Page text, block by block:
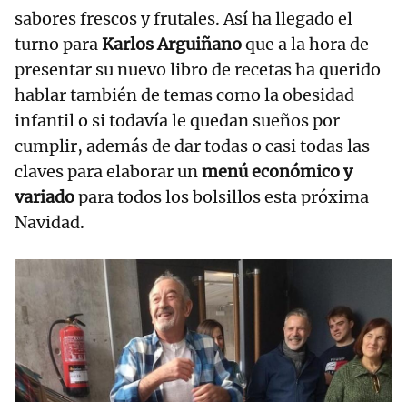
sabores frescos y frutales. Así ha llegado el
turno paraKarlos Arguiñanoque a la hora de
presentar su nuevo libro de recetas ha querido
hablar también de temas como la obesidad
infantil o si todavía le quedan sueños por
cumplir, además de dar todas o casi todas las
claves para elaborar unmenú económico y
variadopara todos los bolsillos esta próxima
Navidad.